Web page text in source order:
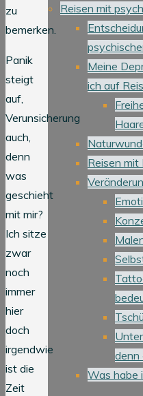
Reisen mit
Meine
ich auf
Reisen mit
denn
Was habe
zu
bemerken.
Panik
steigt
auf,
Verunsicherung
auch,
denn
was
geschieht
mit mir?
Ich sitze
zwar
noch
immer
hier
doch
irgendwie
ist die
Zeit